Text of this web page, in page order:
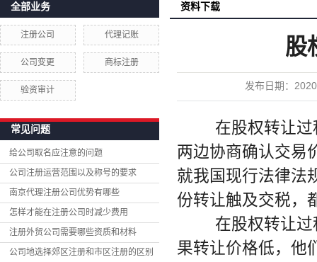
全部业务
注册公司 代理记账
公司变更 商标注册
验资审计
常见问题
给公司取名应注意的问题
公司注册运营范围以及称号的要求
南京代理注册公司优势有哪些
怎样才能在注册公司时减少费用
注册外贸公司需要哪些资质和材料
公司地选择郊区注册和市区注册的区别
资料下载
股
发布日期：
在股权转让过
两边协商确认交易
就我国现行法律法
份转让触及交税，
在股权转让过
果转让价格低，他